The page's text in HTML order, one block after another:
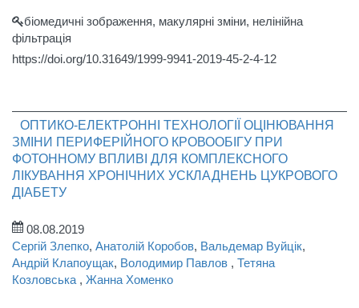
біомедичні зображення, макулярні зміни, нелінійна
фільтрація
https://doi.org/10.31649/1999-9941-2019-45-2-4-12
ОПТИКО-ЕЛЕКТРОННІ ТЕХНОЛОГІЇ ОЦІНЮВАННЯ
ЗМІНИ ПЕРИФЕРІЙНОГО КРОВООБІГУ ПРИ
ФОТОННОМУ ВПЛИВІ ДЛЯ КОМПЛЕКСНОГО
ЛІКУВАННЯ ХРОНІЧНИХ УСКЛАДНЕНЬ ЦУКРОВОГО
ДІАБЕТУ
08.08.2019
Сергій Злепко, Анатолій Коробов, Вальдемар Вуйцік,
Андрій Клапоущак, Володимир Павлов , Тетяна
Козловська , Жанна Хоменко